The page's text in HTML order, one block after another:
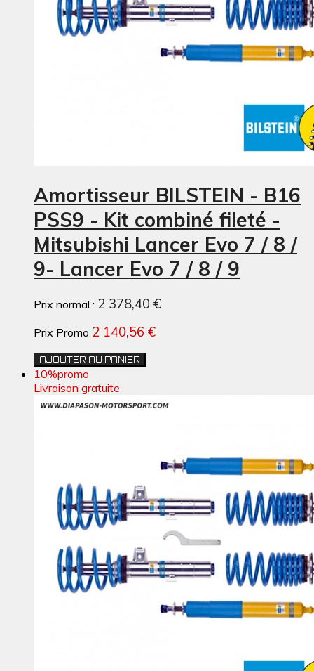
Amortisseur BILSTEIN - B16
PSS9 - Kit combiné fileté -
Mitsubishi Lancer Evo 7 / 8 /
9- Lancer Evo 7 / 8 / 9
Prix normal : 2 378,40 €
Prix Promo 2 140,56 €
AJOUTER AU PANIER
10%promo
Livraison gratuite